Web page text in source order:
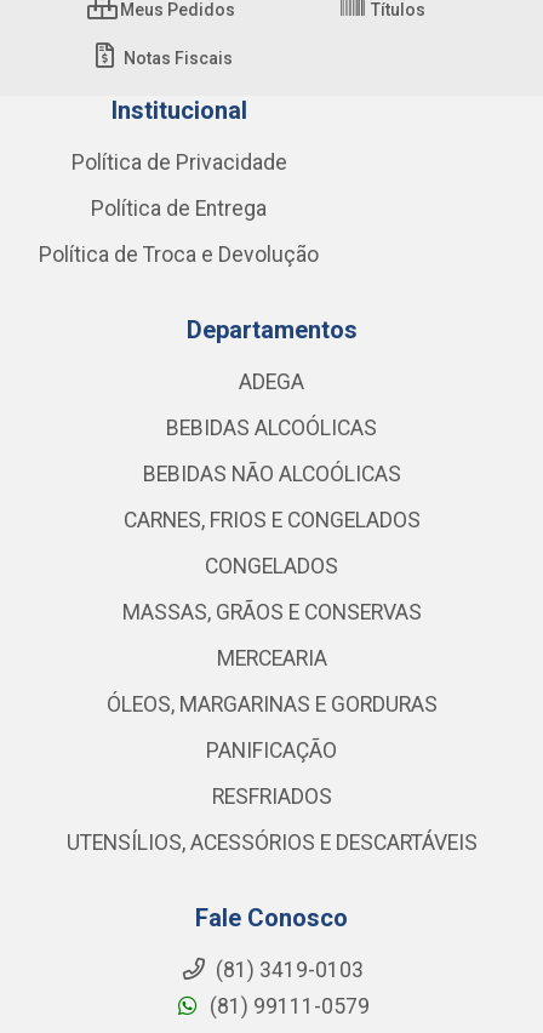
Meus Pedidos Títulos
Notas Fiscais
Institucional
Política de Privacidade
Política de Entrega
Política de Troca e Devolução
Departamentos
ADEGA
BEBIDAS ALCOÓLICAS
BEBIDAS NÃO ALCOÓLICAS
CARNES, FRIOS E CONGELADOS
CONGELADOS
MASSAS, GRÃOS E CONSERVAS
MERCEARIA
ÓLEOS, MARGARINAS E GORDURAS
PANIFICAÇÃO
RESFRIADOS
UTENSÍLIOS, ACESSÓRIOS E DESCARTÁVEIS
Fale Conosco
(81) 3419-0103
(81) 99111-0579